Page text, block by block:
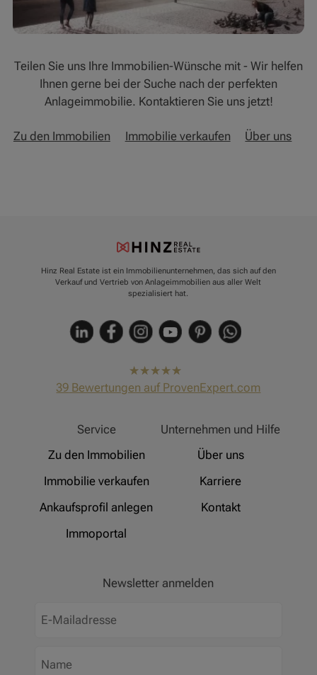
Teilen Sie uns Ihre Immobilien-Wünsche mit - Wir helfen
Ihnen gerne bei der Suche nach der perfekten
Anlageimmobilie. Kontaktieren Sie uns jetzt!
Zu den Immobilien Immobilie verkaufen Über uns
Hinz Real Estate ist ein Immobilienunternehmen, das sich auf den
Verkauf und Vertrieb von Anlageimmobilien aus aller Welt
spezialisiert hat.
hat4,91
von5
39 Bewertungen auf ProvenExpert.com
Service
Zu den Immobilien
Immobilie verkaufen
Ankaufsprofil anlegen
Immoportal
Unternehmen und Hilfe
Über uns
Karriere
Kontakt
Newsletter anmelden